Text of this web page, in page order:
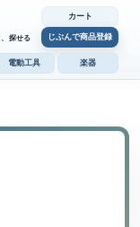
探せる
カート
じぶんで商品登録
電動工具 楽器